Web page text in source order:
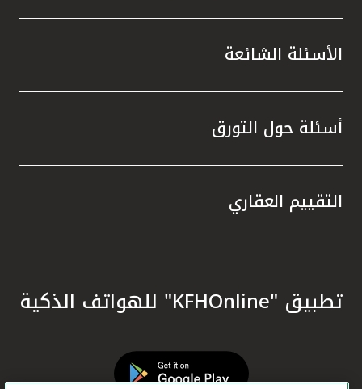
الأسئلة الشائعة
أسئلة حول التورق
التقييم العقاري
تطبيق "KFHOnline" للهواتف الذكية